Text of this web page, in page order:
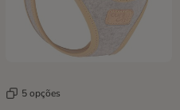
5 opções